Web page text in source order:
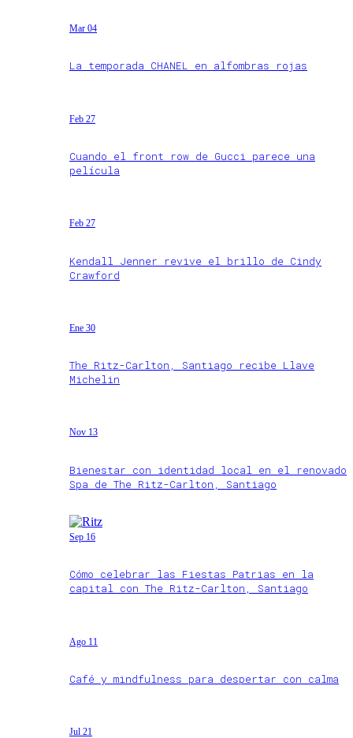
Mar 04
La temporada CHANEL en alfombras rojas
Feb 27
Cuando el front row de Gucci parece una
película
Feb 27
Kendall Jenner revive el brillo de Cindy
Crawford
Ene 30
The Ritz-Carlton, Santiago recibe Llave
Michelin
Nov 13
Bienestar con identidad local en el renovado
Spa de The Ritz-Carlton, Santiago
Sep 16
Cómo celebrar las Fiestas Patrias en la
capital con The Ritz-Carlton, Santiago
Ago 11
Café y mindfulness para despertar con calma
Jul 21